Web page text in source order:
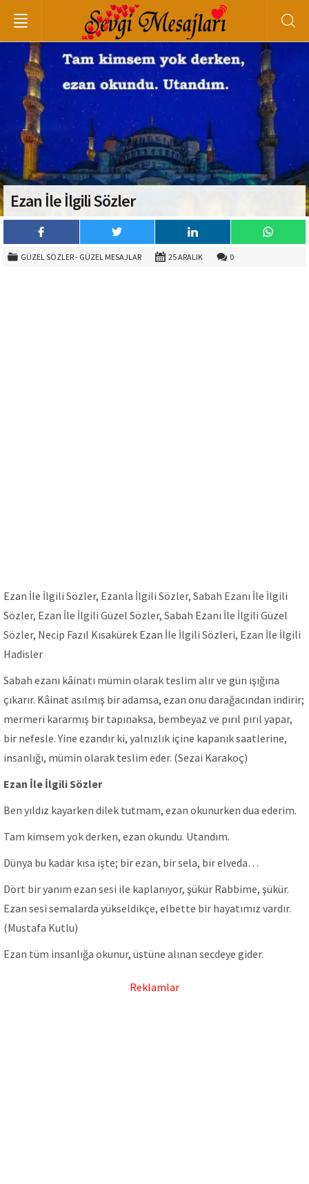
Ezan İle İlgili Sözler
GÜZEL SÖZLER - GÜZEL MESAJLAR 25 ARALIK 0
Ezan İle İlgili Sözler, Ezanla İlgili Sözler, Sabah Ezanı İle İlgili
Sözler, Ezan İle İlgili Güzel Sözler, Sabah Ezanı İle İlgili Güzel
Sözler, Necip Fazıl Kısakürek Ezan İle İlgili Sözleri, Ezan İle İlgili
Hadisler
Sabah ezanı kâinatı mümin olarak teslim alır ve gün ışığına
çıkarır. Kâinat asılmış bir adamsa, ezan onu darağacından indirir;
mermeri kararmış bir tapınaksa, bembeyaz ve pırıl pırıl yapar,
bir nefesle. Yine ezandır ki, yalnızlık içine kapanık saatlerine,
insanlığı, mümin olarak teslim eder. (Sezai Karakoç)
Ezan İle İlgili Sözler
Ben yıldız kayarken dilek tutmam, ezan okunurken dua ederim.
Tam kimsem yok derken, ezan okundu. Utandım.
Dünya bu kadar kısa işte; bir ezan, bir sela, bir elveda…
Dört bir yanım ezan sesi ile kaplanıyor, şükür Rabbime, şükür.
Ezan sesi semalarda yükseldikçe, elbette bir hayatımız vardır.
(Mustafa Kutlu)
Ezan tüm insanlığa okunur, üstüne alınan secdeye gider.
Reklamlar